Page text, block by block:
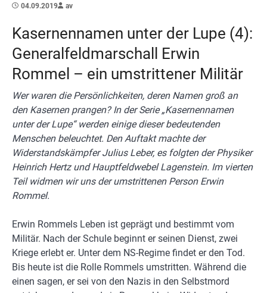
04.09.2019 av
Kasernennamen unter der Lupe (4):
Generalfeldmarschall Erwin
Rommel – ein umstrittener Militär
Wer waren die Persönlichkeiten, deren Namen groß an
den Kasernen prangen? In der Serie „Kasernennamen
unter der Lupe“ werden einige dieser bedeutenden
Menschen beleuchtet. Den Auftakt machte der
Widerstandskämpfer Julius Leber, es folgten der Physiker
Heinrich Hertz und Hauptfeldwebel Lagenstein. Im vierten
Teil widmen wir uns der umstrittenen Person Erwin
Rommel.
Erwin Rommels Leben ist geprägt und bestimmt vom
Militär. Nach der Schule beginnt er seinen Dienst, zwei
Kriege erlebt er. Unter dem NS-Regime findet er den Tod.
Bis heute ist die Rolle Rommels umstritten. Während die
einen sagen, er sei von den Nazis in den Selbstmord